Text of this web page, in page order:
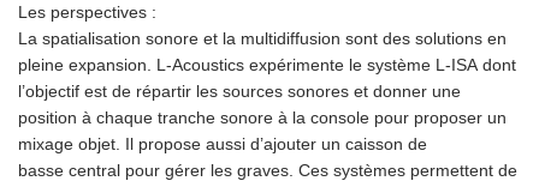
Les perspectives :
La spatialisation sonore et la multidiffusion sont des solutions en
pleine expansion. L-Acoustics expérimente le système L-ISA dont
l’objectif est de répartir les sources sonores et donner une
position à chaque tranche sonore à la console pour proposer un
mixage objet. Il propose aussi d’ajouter un caisson de
basse central pour gérer les graves. Ces systèmes permettent de